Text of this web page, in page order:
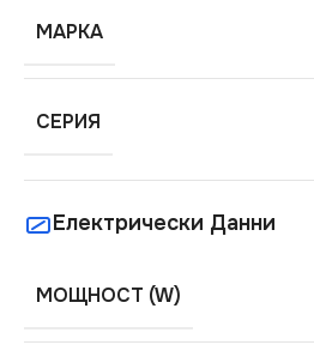
МАРКА
СЕРИЯ
Електрически Данни
МОЩНОСТ (W)